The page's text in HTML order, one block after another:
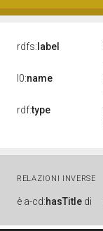
rdfs: label
l0:name
rdf:type
RELAZIONI INVERSE
è a-cd:hasTitle di